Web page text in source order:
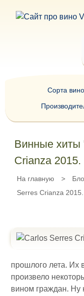
Винные хиты
Crianza 2015.
На главную >
Serres Crianza 2015.
прошлого лета. Их
произвело
вином граждан. Ну
Сорта